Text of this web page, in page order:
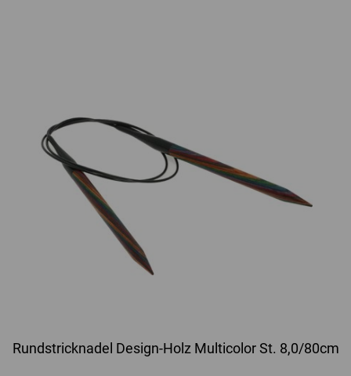
Rundstricknadel Design-Holz Multicolor St. 8,0/80cm